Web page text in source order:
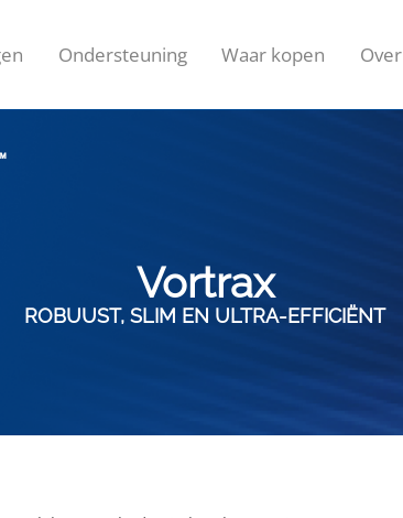
Ondersteuning Waar kopen
Vortrax
ROBUUST, SLIM EN ULTRA-EFFICIËNT